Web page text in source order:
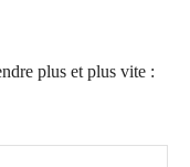
plus et plus vite :